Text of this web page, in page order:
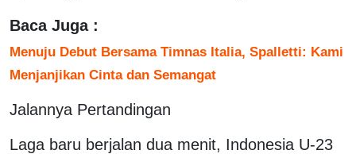
Baca Juga :
Menuju Debut Bersama Timnas Italia, Spalletti: Kami
Menjanjikan Cinta dan Semangat
Jalannya Pertandingan
Laga baru berjalan dua menit, Indonesia U-23